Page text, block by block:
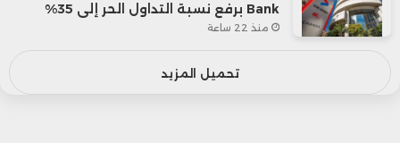
الاصطناعي الجديدة وهي تقدم إجابات غير
صحيحة ومثيرة للجدل.
Bank برفع نسبة التداول الحر إلى 35%
منذ 22 ساعة
تحميل المزيد